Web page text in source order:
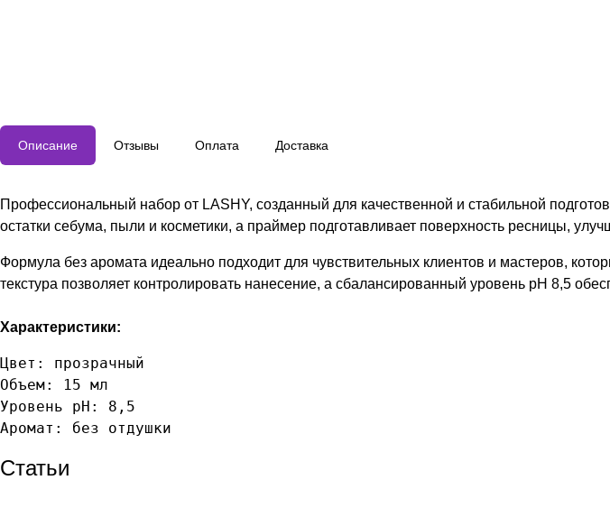
Описание Отзывы Оплата Доставка
Профессиональный набор от LASHY, созданный для качественной и стабильной
остатки себума, пыли и косметики, а праймер подготавливает поверхность ресницы,
Формула без аромата идеально подходит для чувствительных клиентов и мастеров,
текстура позволяет контролировать нанесение, а сбалансированный уровень pH 8,5
Характеристики:
Цвет: прозрачный
Объем: 15 мл
Уровень pH: 8,5
Аромат: без отдушки
Статьи